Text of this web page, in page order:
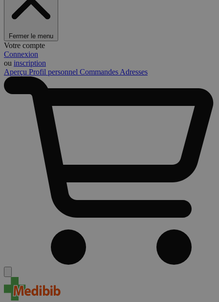
Fermer le menu
Votre compte
Connexion
ou inscription
Aperçu Profil personnel Commandes Adresses